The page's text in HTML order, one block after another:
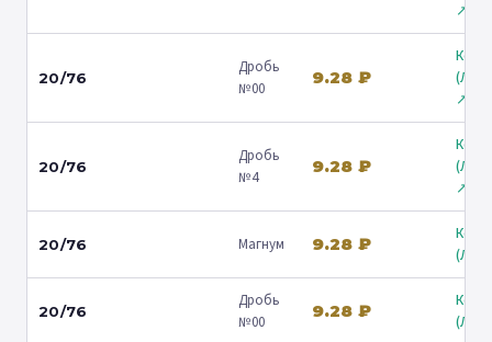
↗
20/76
Дробь
№00
9.28 ₽
↗
20/76
Дробь
№4
9.28 ₽
↗
20/76 Магнум 9.28 ₽
20/76
Дробь
№00
9.28 ₽